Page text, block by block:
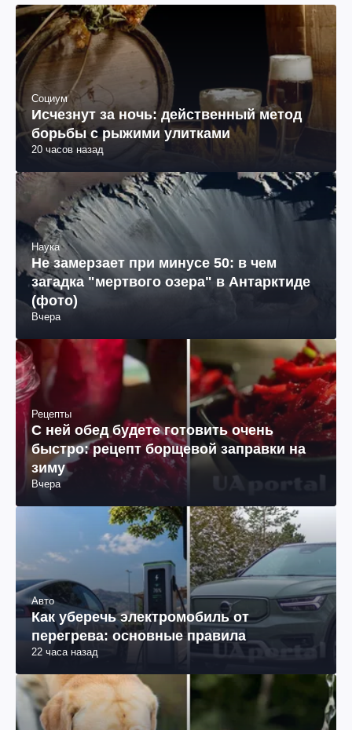
Социум
Исчезнут за ночь: действенный метод
борьбы с рыжими улитками
20 часов назад
Наука
Не замерзает при минусе 50: в чем
загадка "мертвого озера" в Антарктиде
(фото)
Вчера
Рецепты
С ней обед будете готовить очень
быстро: рецепт борщевой заправки на
зиму
Вчера
Авто
Как уберечь электромобиль от
перегрева: основные правила
22 часа назад